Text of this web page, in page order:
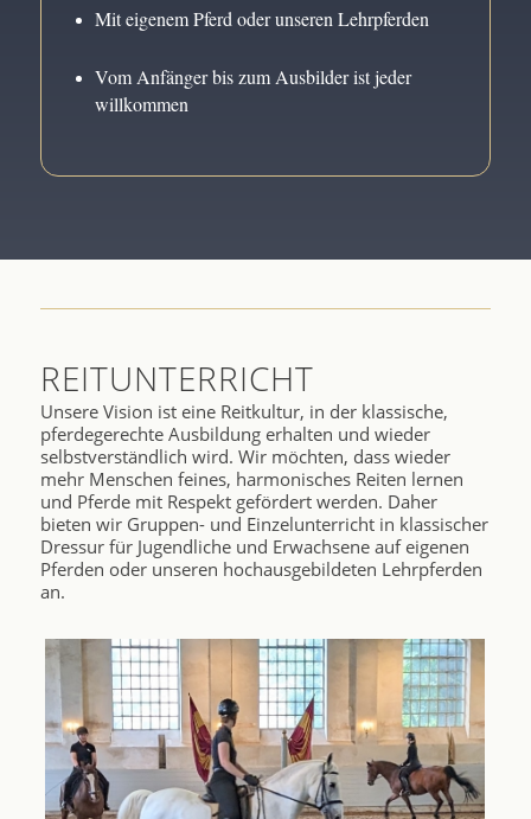
Mit eigenemPferd oder unseren Lehrpferden
Vom Anfänger bis zum Ausbilder ist jeder
willkommen
REITUNTERRICHT
Unsere Vision ist eine Reitkultur, in der klassische,
pferdegerechte Ausbildung erhalten und wieder
selbstverständlich wird. Wir möchten, dass wieder
mehr Menschen feines, harmonisches Reiten lernen
und Pferde mit Respekt gefördert werden. Daher
bieten wir Gruppen- und Einzelunterricht in klassischer
Dressur für Jugendliche und Erwachsene auf eigenen
Pferden oder unseren hochausgebildeten Lehrpferden
an.